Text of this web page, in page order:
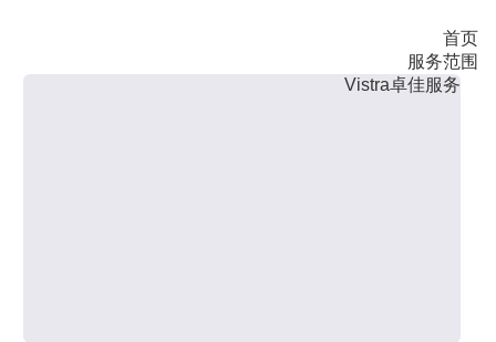
首页
服务范围
Vistra卓佳服务